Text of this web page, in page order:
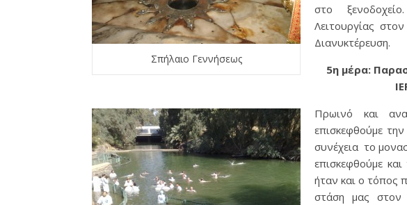
Σπήλαιο Γεννήσεως
στο
Λειτουργίας
Διανυκτέρευση.
5η μέρα:
Πρωινό και
επισκεφθούμε την
συνέχεια το
επισκεφθούμε
ήταν και ο τόπος
στάση μας στον